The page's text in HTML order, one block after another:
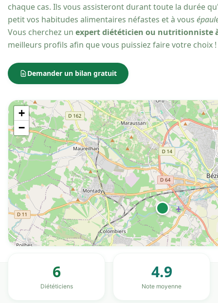
chaque cas. Ils vous assisteront durant toute la durée
petit vos habitudes alimentaires néfastes et à vous
Vous cherchez un expert diététicien ou nutritionniste
meilleurs profils afin que vous puissiez faire votre choix !
Demander un bilan gratuit
+
−
6
Diététiciens
4.9
Note moyenne